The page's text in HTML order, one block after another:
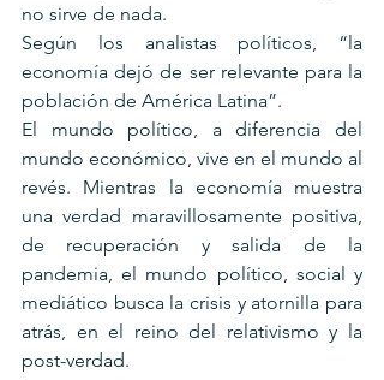
no sirve de nada.
Según los analistas políticos, “la
economía dejó de ser relevante para la
población de América Latina”.
El mundo político, a diferencia del
mundo económico, vive en el mundo al
revés. Mientras la economía muestra
una verdad maravillosamente positiva,
de recuperación y salida de la
pandemia, el mundo político, social y
mediático busca la crisis y atornilla para
atrás, en el reino del relativismo y la
post-verdad.